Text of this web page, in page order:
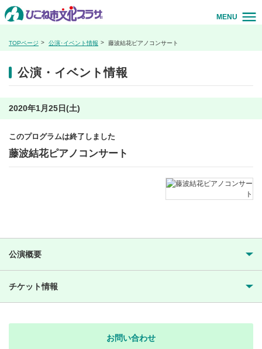
MENU
TOPページ 公演･イベント情報 藤波結花ピアノコンサート
公演・イベント情報
2020年1月25日(土)
このプログラムは終了しました
藤波結花ピアノコンサート
公演概要
チケット情報
お問い合わせ